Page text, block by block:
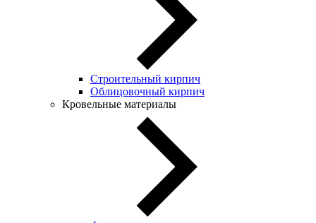
Строительный кирпич
Облицовочный кирпич
Кровельные материалы